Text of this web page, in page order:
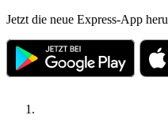
Jetzt die neue Express-App